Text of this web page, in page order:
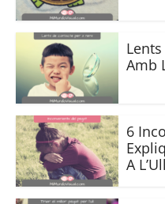
Amb
6
A